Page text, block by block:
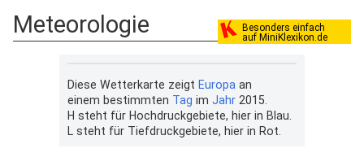
Besonders einfach
auf MiniKlexikon.de
Meteorologie
Diese Wetterkarte zeigt Europa an
einem bestimmten Tag im Jahr2015.
H steht für Hochdruckgebiete, hier in Blau.
L steht für Tiefdruckgebiete, hier in Rot.